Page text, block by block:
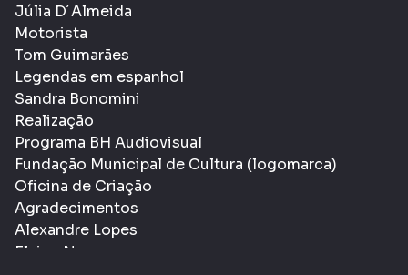
Júlia D´Almeida
Motorista
Tom Guimarães
Legendas em espanhol
Sandra Bonomini
Realização
Programa BH Audiovisual
Fundação Municipal de Cultura (logomarca)
Oficina de Criação
Agradecimentos
Alexandre Lopes
Elaine Nunan